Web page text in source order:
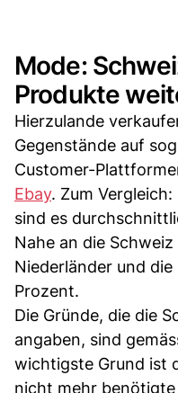
Mode:
Produkte
Hierzulande
Gegenstände auf
Customer-
Ebay. Zum
sind es
Nahe an die
Niederländer und
Prozent.
Die Gründe, die die
angaben, sind
wichtigste Grund ist
nicht mehr